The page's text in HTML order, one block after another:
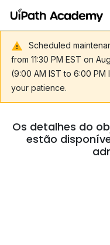
Scheduled
from 11:30 PM EST on
(9:00 AM IST to 6:00 PM
your patience.
Os detalhes do
estão